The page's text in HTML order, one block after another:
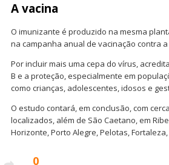
A vacina
O imunizante é produzido na mesma
na campanha anual de vacinação contra a
Por incluir mais uma cepa do vírus,
B e a proteção, especialmente em
como crianças, adolescentes, idosos e
O estudo contará, em conclusão, com
localizados, além de São Caetano, em
Horizonte, Porto Alegre, Pelotas,
0